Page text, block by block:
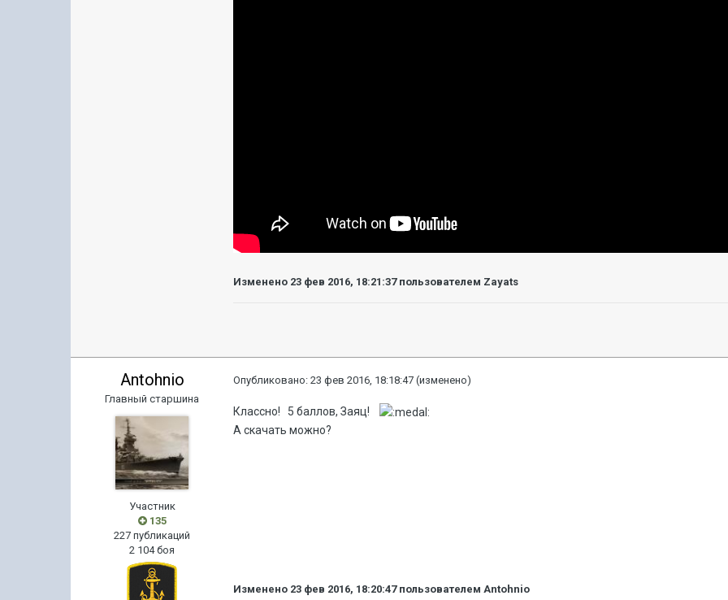
Изменено 23 фев 2016, 18:21:37пользователем Zayats
Antohnio
Главный старшина
Участник
135
227 публикаций
2 104 боя
Опубликовано:23 фев 2016, 18:18:47 (изменено)
Классно! 5 баллов, Заяц!
А скачать можно?
Изменено 23 фев 2016, 18:20:47пользователем Antohnio